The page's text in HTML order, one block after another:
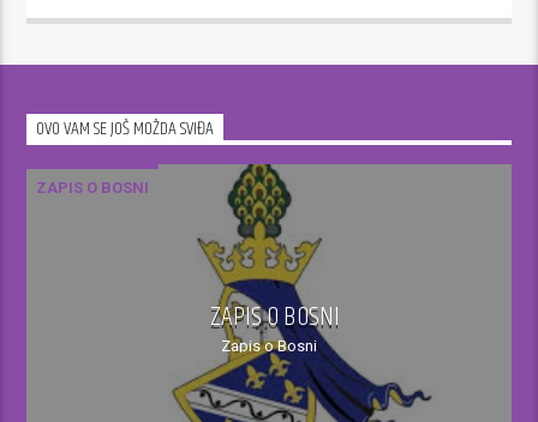
Ispunjavamo Vaše muzičke želje, popravljamo
budite i Vi muzički urednici ovog dijela našeg
Ispunjavanje muzičkih želja slušatelja
putem viber/sms broja
OVO VAM SE JOŠ MOŽDA SVIĐA
ZAPIS O BOSNI
ZAPIS O BOSNI
Zapis o Bosni